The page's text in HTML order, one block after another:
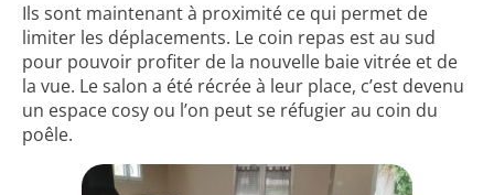
Ils sont maintenant à proximité ce qui permet de
limiter les déplacements. Le coin repas est au sud
pour pouvoir profiter de la nouvelle baie vitrée et de
la vue. Le salon a été récrée à leur place, c’est devenu
un espace cosy ou l’on peut se réfugier au coin du
poêle.